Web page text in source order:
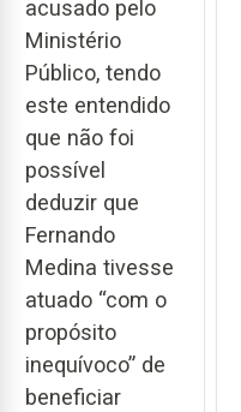
acusado pelo
Ministério
Público, tendo
este entendido
que não foi
possível
deduzir que
Fernando
Medina tivesse
atuado “com o
propósito
inequívoco” de
beneficiar